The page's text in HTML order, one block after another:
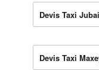
Devis Taxi
Devis Taxi